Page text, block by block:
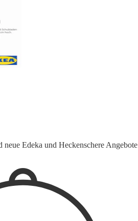
neue Edeka und Heckenschere Angebote